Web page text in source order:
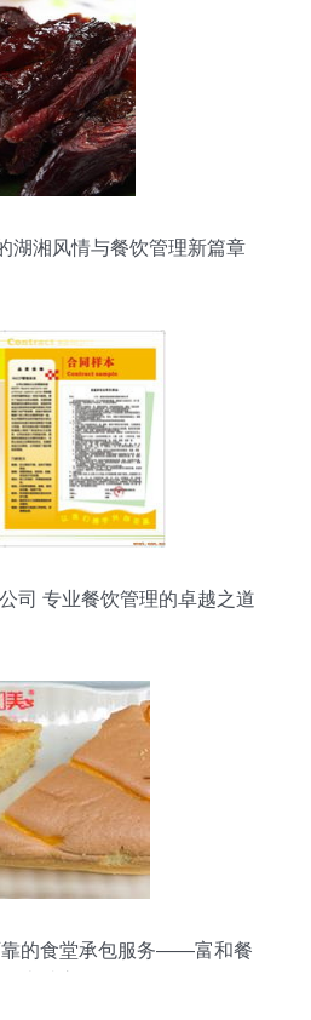
湖湘风情与餐饮管理新篇章
司 专业餐饮管理的卓越之道
靠的食堂承包服务——富和餐